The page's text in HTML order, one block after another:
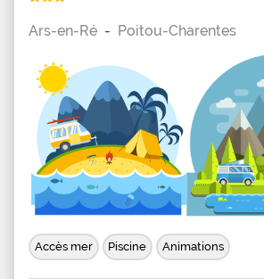
Ars-en-Ré - Poitou-Charentes
Accès mer Piscine Animations